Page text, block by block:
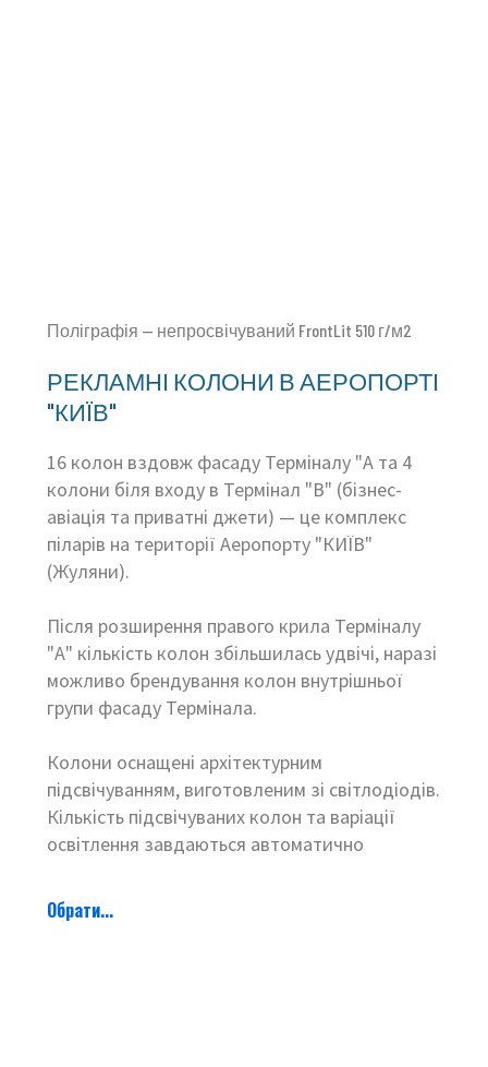
Поліграфія — непросвічуваний FrontLit 510 г/м2
РЕКЛАМНІ КОЛОНИ В АЕРОПОРТІ
"КИЇВ"
16 колон вздовж фасаду Терміналу "А та 4
колони біля входу в Термінал "В" (бізнес-
авіація та приватні джети) — це комплекс
піларів на території Аеропорту "КИЇВ"
(Жуляни).
Після розширення правого крила Терміналу
"А" кількість колон збільшилась удвічі, наразі
можливо брендування колон внутрішньої
групи фасаду Термінала.
Колони оснащені архітектурним
підсвічуванням, виготовленим зі світлодіодів.
Кількість підсвічуваних колон та варіації
освітлення завдаються автоматично
Обрати...